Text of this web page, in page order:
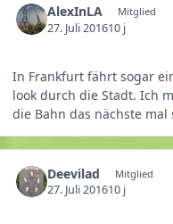
AlexInLA Mitglied
27. Juli 201610 j
In Frankfurt fährt sogar
look durch die Stadt. Ich
die Bahn das nächste mal
Deevilad Mitglied
27. Juli 201610 j